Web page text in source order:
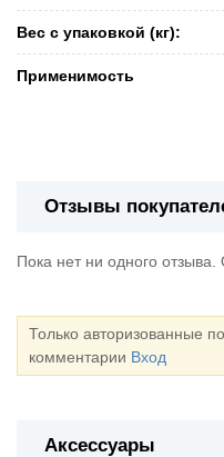
Вес с упаковкой (кг):
Применимость
Отзывы
Пока нет ни одного
Только авторизованные
комментарии Вход
Аксессуары